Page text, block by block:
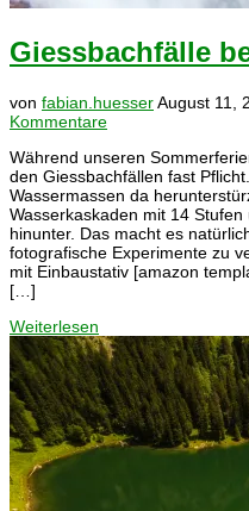
Giessbachfälle
von fabian.huesserAugust 11,
Kommentare
Während unseren
den Giessbachfällen fast
Wassermassen da
Wasserkaskaden mit 14
hinunter. Das macht es
fotografische Experimente zu
mit Einbaustativ [amazon
[…]
Weiterlesen